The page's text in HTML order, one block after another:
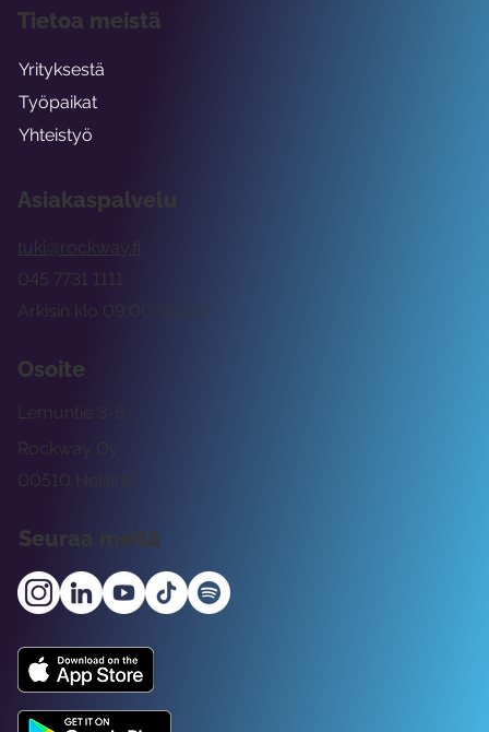
Asiakaspalvelu
tuki@rockway.fi
Arkisin klo 09:00 -15:00
045 7731 1111
Osoite
Rockway Oy
Lemuntie 3-5
00510 Helsinki
Seuraa meitä
Tietoa meistä
Yrityksestä
Työpaikat
Yhteistyö